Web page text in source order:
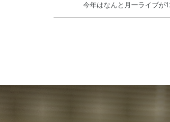
今年はなんと月一ライブが